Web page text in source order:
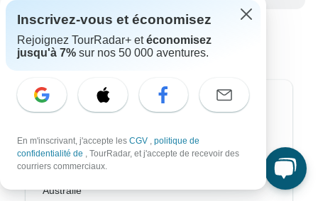
Destinations les plus populaires
Afrique
Asie
Australie
Inscrivez-vous et économisez
Rejoignez TourRadar+ etéconomisez
jusqu'à 7% sur nos 50 000 aventures.
En m'inscrivant, j'accepte les CGV , politique de
confidentialité de , TourRadar, et j'accepte de recevoir des
courriers commerciaux.